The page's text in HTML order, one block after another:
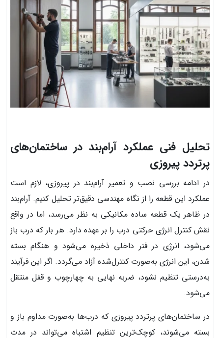
تحلیل فنی عملکرد آرام‌بند در ساختمان‌های
پرتردد پیروزی
در ادامه بررسی نصب و تعمیر آرام‌بند در پیروزی، لازم است
عملکرد این قطعه را از نگاه مهندسی دقیق‌تر تحلیل کنیم. آرام‌بند
در ظاهر یک قطعه ساده مکانیکی به نظر می‌رسد، اما در واقع
نقش کنترل انرژی حرکتی درب را بر عهده دارد. هر بار که درب باز
می‌شود، انرژی در فنر داخلی ذخیره می‌شود و هنگام بسته
شدن، این انرژی به‌صورت کنترل‌شده آزاد می‌گردد. اگر این فرآیند
به‌درستی تنظیم نشود، ضربه نهایی به چهارچوب و قفل منتقل
می‌شود.
در ساختمان‌های پرتردد پیروزی که درب‌ها به‌صورت مداوم باز و
بسته می‌شوند، کوچک‌ترین تنظیم اشتباه می‌تواند در مدت